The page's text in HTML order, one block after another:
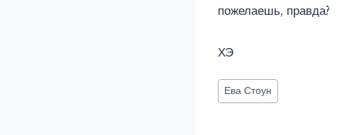
пожелаешь, правда?
ХЭ
Метки
записи:
Ева Стоун